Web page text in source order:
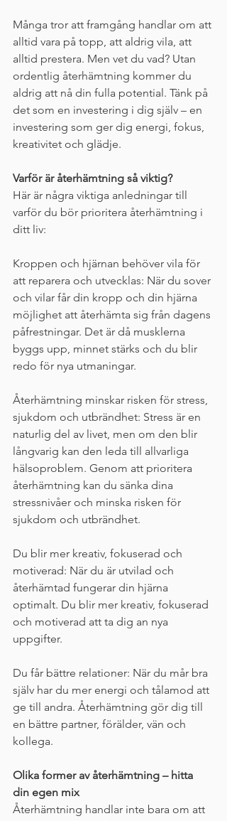
Många tror att framgång handlar om att
alltid vara på topp, att aldrig vila, att
alltid prestera. Men vet du vad? Utan
ordentlig återhämtning kommer du
aldrig att nå din fulla potential. Tänk på
det som en investering i dig själv – en
investering som ger dig energi, fokus,
kreativitet och glädje.
Varför är återhämtning så viktig?
Här är några viktiga anledningar till
varför du bör prioritera återhämtning i
ditt liv:
Kroppen och hjärnan behöver vila för
att reparera och utvecklas: När du sover
och vilar får din kropp och din hjärna
möjlighet att återhämta sig från dagens
påfrestningar. Det är då musklerna
byggs upp, minnet stärks och du blir
redo för nya utmaningar.
Återhämtning minskar risken för stress,
sjukdom och utbrändhet: Stress är en
naturlig del av livet, men om den blir
långvarig kan den leda till allvarliga
hälsoproblem. Genom att prioritera
återhämtning kan du sänka dina
stressnivåer och minska risken för
sjukdom och utbrändhet.
Du blir mer kreativ, fokuserad och
motiverad: När du är utvilad och
återhämtad fungerar din hjärna
optimalt. Du blir mer kreativ, fokuserad
och motiverad att ta dig an nya
uppgifter.
Du får bättre relationer: När du mår bra
själv har du mer energi och tålamod att
ge till andra. Återhämtning gör dig till
en bättre partner, förälder, vän och
kollega.
Olika former av återhämtning – hitta
din egen mix
Återhämtning handlar inte bara om att